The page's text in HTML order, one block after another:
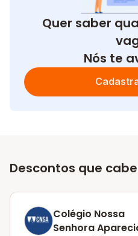
Quer saber
Nós te
Descontos que
Colégio Nossa
Senhora